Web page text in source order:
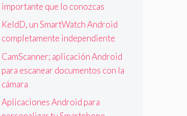
importante que lo conozcas
KeldD, un SmartWatch Android
completamente independiente
CamScanner; aplicación Android
para escanear documentos con la
cámara
Aplicaciones Android para